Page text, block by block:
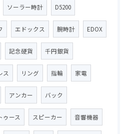
ソーラー時計 D5200
エドックス 腕時計 EDOX
記念硬貨 千円銀貨
ス リング 指輪 家電
アンカー バック
ゥース スピーカー 音響機器